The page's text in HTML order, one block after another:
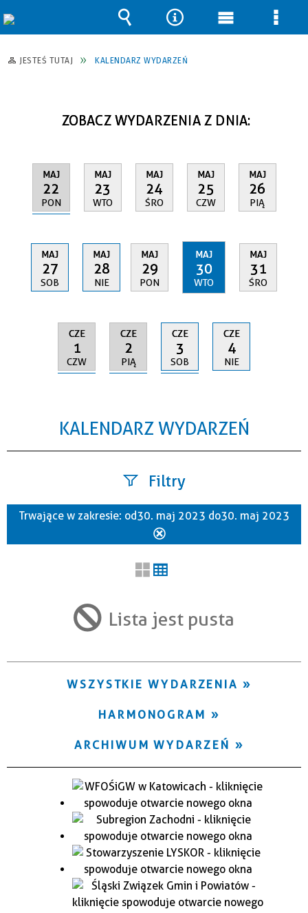
JESTEŚ TUTAJ KALENDARZ WYDARZEŃ
ZOBACZ WYDARZENIA Z DNIA:
MAJ
22
PON
MAJ
23
WTO
MAJ
24
ŚRO
MAJ
25
CZW
MAJ
26
PIĄ
MAJ
27
SOB
MAJ
28
NIE
MAJ
29
PON
MAJ
30
WTO
MAJ
31
ŚRO
CZE
1
CZW
CZE
2
PIĄ
CZE
3
SOB
CZE
4
NIE
KALENDARZ WYDARZEŃ
Filtry
Szukana fraza
Trwające w zakresie
Trwające w zakresie: od 30. maj 2023 do 30. maj 2023
filtr
Lista jest pusta
WSZYSTKIE WYDARZENIA
HARMONOGRAM
ARCHIWUM WYDARZEŃ
Wyszukiwarka
Narzędzia
Menu Menu